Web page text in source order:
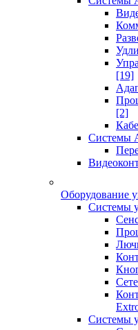
[19]
[2]
Системы
Оборудование
Системы
Системы